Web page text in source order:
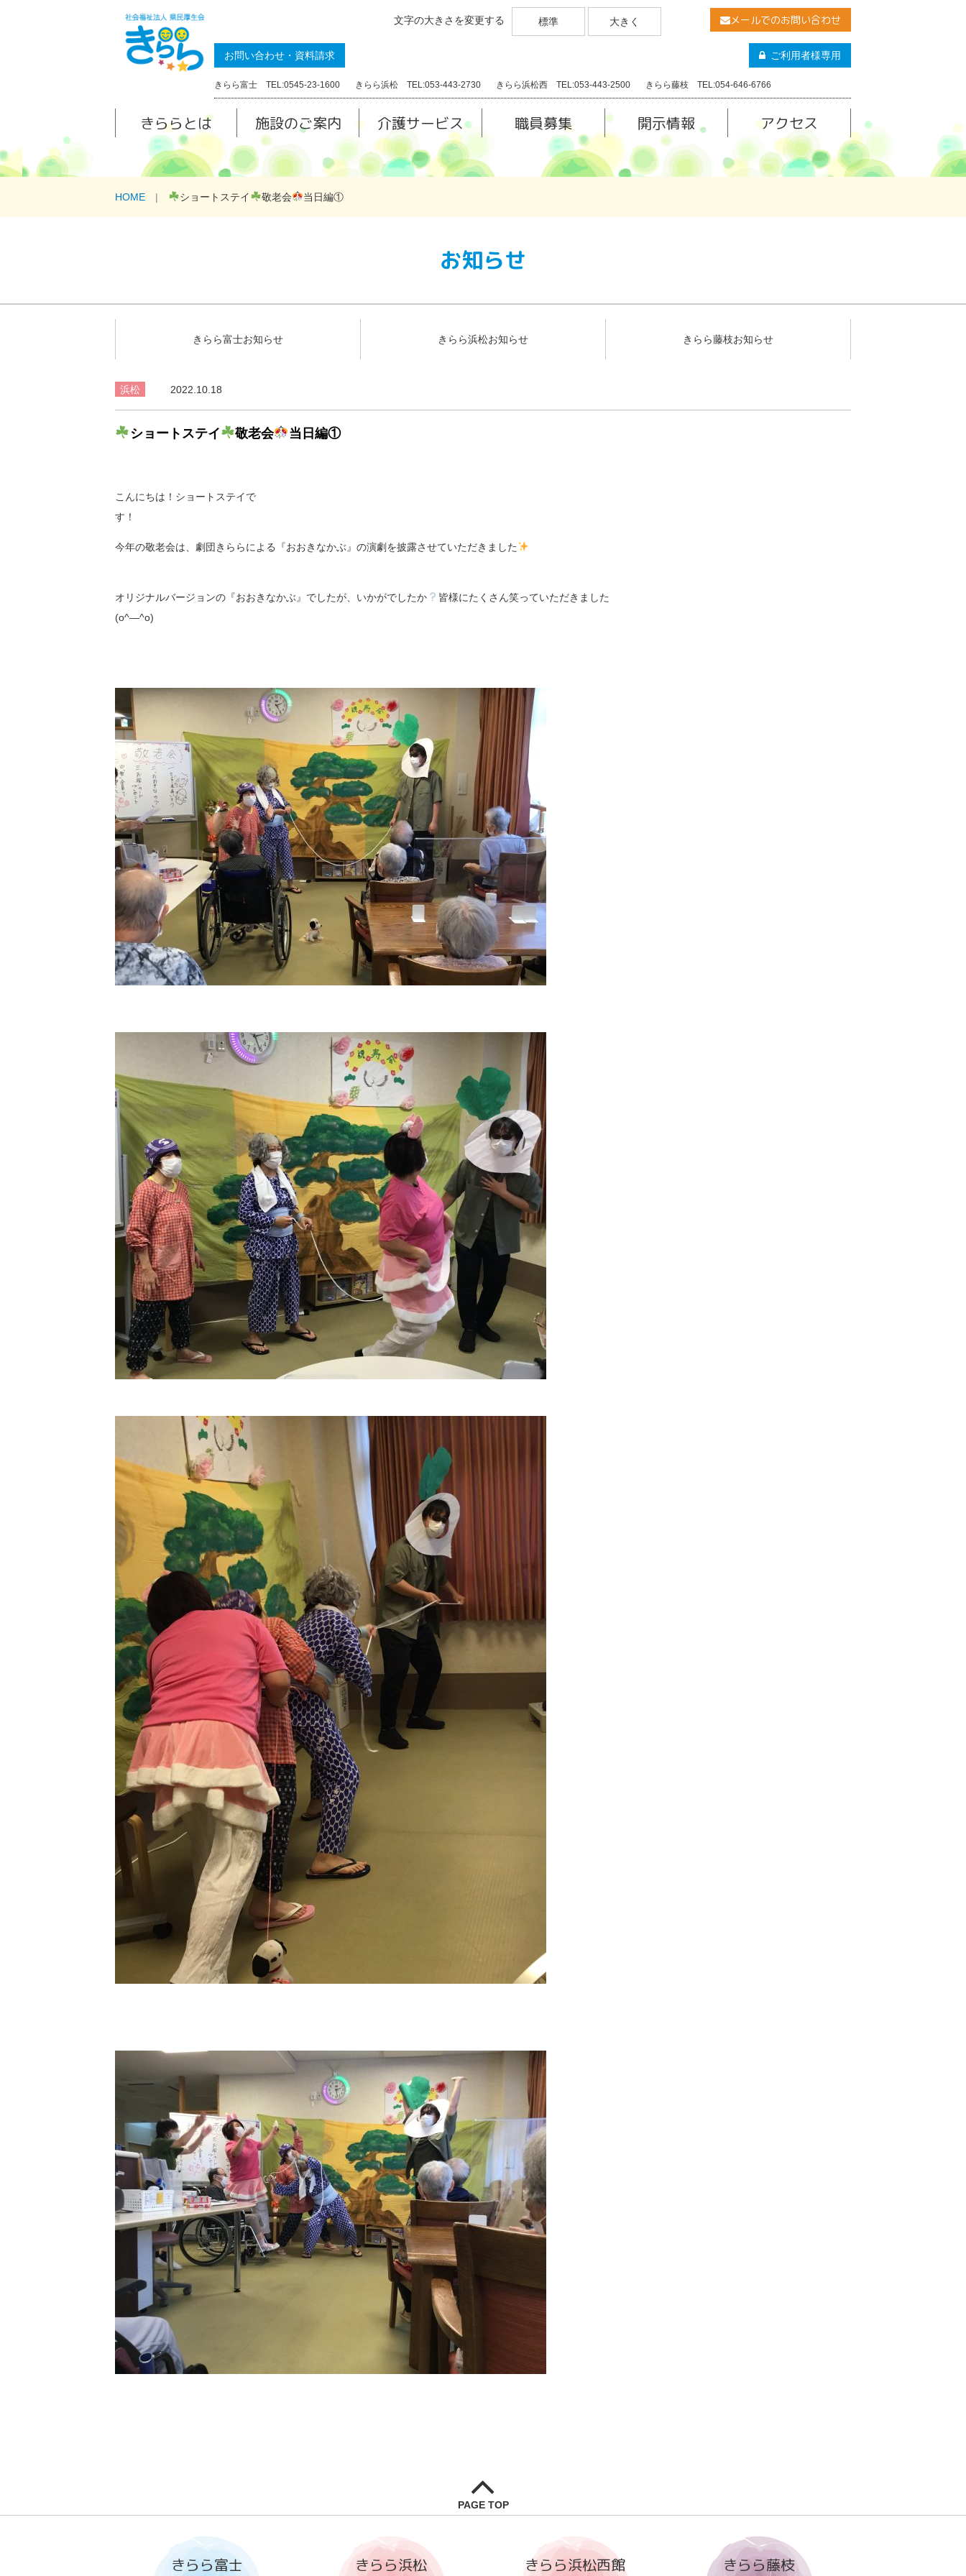
文字の大きさを変更する 標準 大きく メールでのお問い合わせ
お問い合わせ・資料請求 ご利用者様専用
きらら富士 TEL:0545-23-1600 きらら浜松 TEL:053-443-2730 きらら浜松西 TEL:053-443-2500 きらら藤枝 TEL:054-646-6766
きららとは 施設のご案内 介護サービス 職員募集 開示情報 アクセス
HOME ショートステイ 敬老会 当日編①
お知らせ
きらら富士お知らせ きらら浜松お知らせ きらら藤枝お知らせ
浜松 2022.10.18
ショートステイ 敬老会 当日編①
こんにちは！ショートステイで
す！
今年の敬老会は、劇団きららによる『おおきなかぶ』の演劇を披露させていただきました
オリジナルバージョンの『おおきなかぶ』でしたが、いかがでしたか
皆様にたくさん笑っていただきました
(o^―^o)
PAGE TOP
きらら富士 きらら浜松 きらら浜松西館 きらら藤枝